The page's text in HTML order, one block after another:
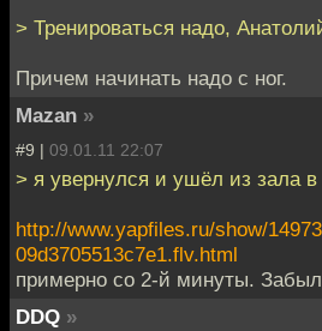
> Тренироваться надо,
Причем начинать надо с ног.
Mazan »
#9 | 09.01.11 22:07
> я увернулся и ушёл из зала в
http://www.yapfiles.ru/show/
09d3705513c7e1.flv.html
примерно со 2-й минуты.
DDQ »